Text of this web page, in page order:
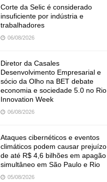
Corte da Selic é considerado
insuficiente por indústria e
trabalhadores
06/08/2026
Diretor da Casales
Desenvolvimento Empresarial e
sócio da Olho na BET debate
economia e sociedade 5.0 no Rio
Innovation Week
06/08/2026
Ataques cibernéticos e eventos
climáticos podem causar prejuízo
de até R$ 4,6 bilhões em apagão
simultâneo em São Paulo e Rio
05/08/2026